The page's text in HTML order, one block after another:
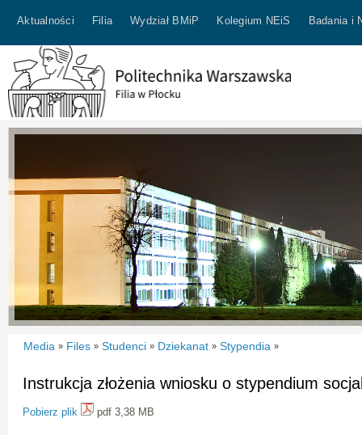
Aktualności Filia Wydział BMiP Kolegium NEiS Badania i
Media » Files » Studenci » Dziekanat » Stypendia »
Instrukcja złożenia wniosku o stypendium
Pobierz plik pdf 3,38 MB